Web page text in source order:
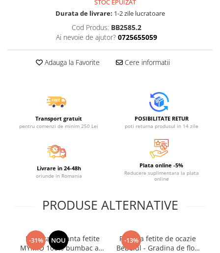
Muzica si instrumente
Pistoale
Plastilina
Saltelute si centre de activitati
Seturi de doctor
Trenuri cu sine
STOC EPUIZAT
Durata de livrare: 1-2 zile lucratoare
Cod Produs: BB2585.2
Ai nevoie de ajutor? 0725655059
Adauga la Favorite Cere informatii
Transport gratuit
pentru comenzi de minim 250 Lei
POSIBILITATE RETUR
poti returna produsul in 14 zile
Livrare in 24-48h
oriunde in Romania
Plata online -5%
Reducere suplimentara la plata
online
PRODUSE ALTERNATIVE
-31% NOU
Rochita eleganta fetite
MYMIO 100% bumbac alb
-13%
Rochita fetite de ocazie
Bebelul - Gradina de flori